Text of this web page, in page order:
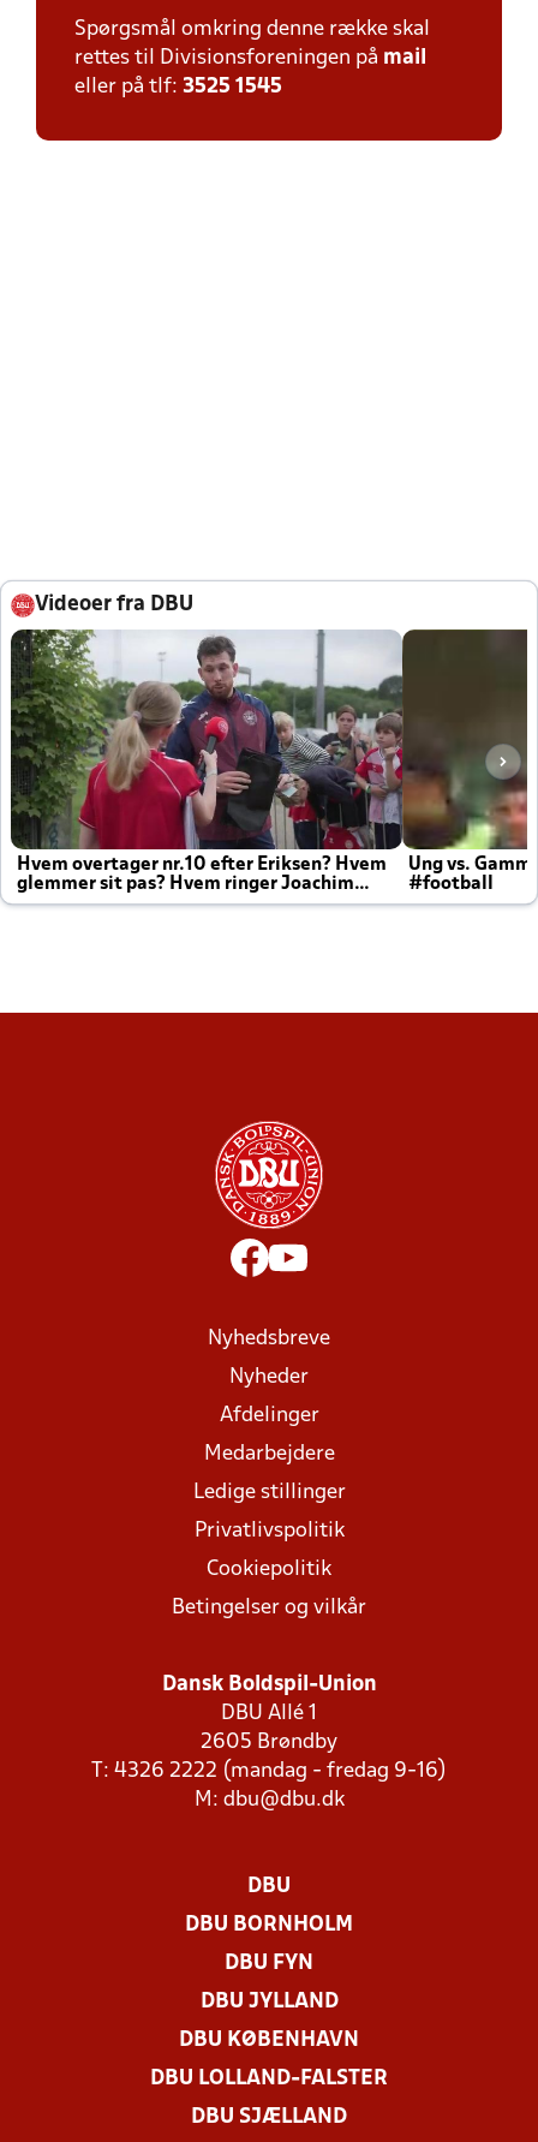
Spørgsmål omkring denne række skal
rettes til Divisionsforeningen på mail
eller på tlf: 3525 1545
Videoer fra DBU
Hvem overtager nr.10 efter Eriksen? Hvem
glemmer sit pas? Hvem ringer Joachim
altid til efter kampe?
Ung vs.
#football
Nyhedsbreve
Nyheder
Afdelinger
Medarbejdere
Ledige stillinger
Privatlivspolitik
Cookiepolitik
Betingelser og vilkår
Dansk Boldspil-Union
DBU Allé 1
2605 Brøndby
T: 4326 2222 (mandag - fredag 9-16)
M: dbu@dbu.dk
DBU
DBU BORNHOLM
DBU FYN
DBU JYLLAND
DBU KØBENHAVN
DBU LOLLAND-FALSTER
DBU SJÆLLAND